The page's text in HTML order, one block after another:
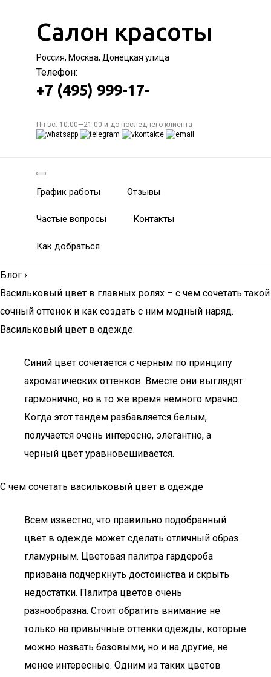
Салон красоты
Россия, Москва, Донецкая улица
Телефон:
+7 (495) 999-17-
Пн-вс: 10:00—21:00 и до последнего клиента
График работы Отзывы
Частые вопросы Контакты
Как добраться
Блог ›
Васильковый цвет в главных ролях – с чем сочетать такой
сочный оттенок и как создать с ним модный наряд.
Васильковый цвет в одежде.
Синий цвет сочетается с черным по принципу
ахроматических оттенков. Вместе они выглядят
гармонично, но в то же время немного мрачно.
Когда этот тандем разбавляется белым,
получается очень интересно, элегантно, а
черный цвет уравновешивается.
С чем сочетать васильковый цвет в одежде
Всем известно, что правильно подобранный
цвет в одежде может сделать отличный образ
гламурным. Цветовая палитра гардероба
призвана подчеркнуть достоинства и скрыть
недостатки. Палитра цветов очень
разнообразна. Стоит обратить внимание не
только на привычные оттенки одежды, которые
можно назвать базовыми, но и на другие, не
менее интересные. Одним из таких цветов